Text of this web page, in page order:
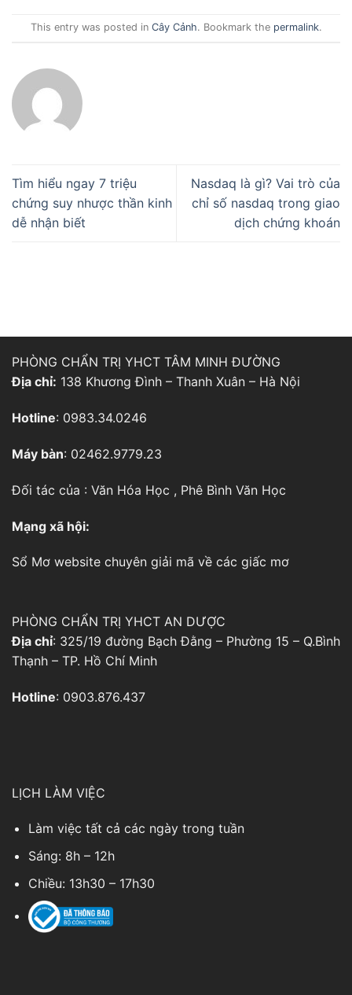
This entry was posted in Cây Cảnh. Bookmark the permalink.
Tìm hiểu ngay 7 triệu
chứng suy nhược thần kinh
dễ nhận biết
Nasdaq là gì? Vai trò của
chỉ số nasdaq trong giao
dịch chứng khoán
PHÒNG CHẨN TRỊ YHCT TÂM MINH ĐƯỜNG
Địa chỉ: 138 Khương Đình – Thanh Xuân – Hà Nội
Hotline: 0983.34.0246
Máy bàn: 02462.9779.23
Đối tác của : Văn Hóa Học , Phê Bình Văn Học
Mạng xã hội:
Sổ Mơ website chuyên giải mã về các giấc mơ
PHÒNG CHẨN TRỊ YHCT AN DƯỢC
Địa chỉ: 325/19 đường Bạch Đằng – Phường 15 – Q.Bình
Thạnh – TP. Hồ Chí Minh
Hotline: 0903.876.437
LỊCH LÀM VIỆC
Làm việc tất cả các ngày trong tuần
Sáng: 8h – 12h
Chiều: 13h30 – 17h30